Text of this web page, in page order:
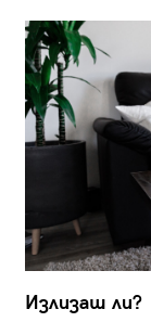
Излизаш ли?